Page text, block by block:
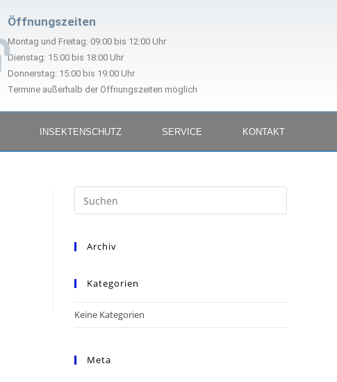
Öffnungszeiten
Montag und Freitag: 09:00 bis 12:00 Uhr
Dienstag: 15:00 bis 18:00 Uhr
Donnerstag: 15:00 bis 19:00 Uhr
Termine außerhalb der Öffnungszeiten möglich
INSEKTENSCHUTZ SERVICE KONTAKT
Archiv
Kategorien
Keine Kategorien
Meta